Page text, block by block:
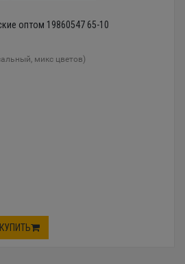
оптом 19860547 65-10
микс цветов)
КУПИТЬ